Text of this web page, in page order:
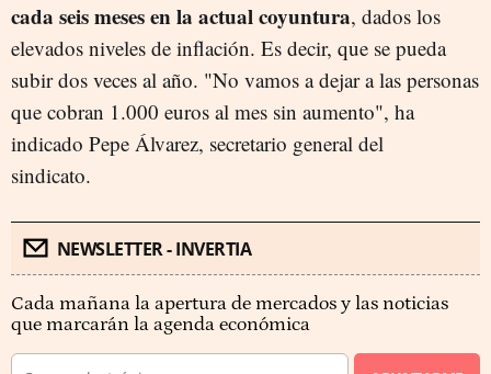
cada seis meses en la actual coyuntura, dados los
elevados niveles de inflación. Es decir, que se pueda
subir dos veces al año. "No vamos a dejar a las personas
que cobran 1.000 euros al mes sin aumento", ha
indicado Pepe Álvarez, secretario general del
sindicato.
NEWSLETTER - INVERTIA
Cada mañana la apertura de mercados y las noticias
que marcarán la agenda económica